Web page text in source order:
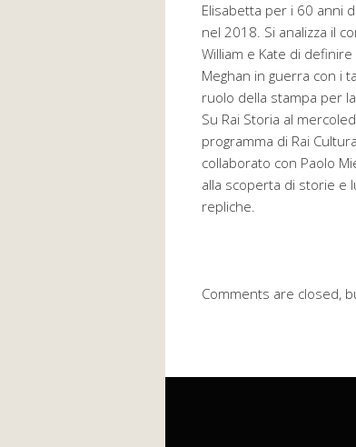
Elisabetta per i 60 anni
nel 2018. Si analizza il
William e Kate di
Meghan in guerra con i
ruolo della stampa per
Su Rai Storia al
programma di Rai
collaborato con Paolo
alla scoperta di storie e
repliche.
Comments are closed,